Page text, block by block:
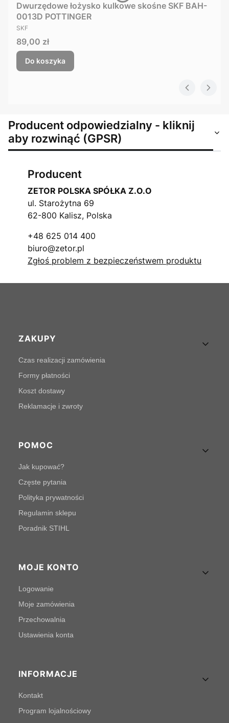
Dwurzędowe łożysko kulkowe skośne SKF BAH-
0013D POTTINGER
PRODUCENT
SKF
Cena
89,00 zł
Do koszyka
Producent odpowiedzialny - kliknij
aby rozwinąć (GPSR)
Producent
ZETOR POLSKA SPÓŁKA Z.O.O
ul. Starożytna 69
62-800 Kalisz, Polska
+48 625 014 400
biuro@zetor.pl
Zgłoś problem z bezpieczeństwem produktu
Linki w stopce
ZAKUPY
Czas realizacji zamówienia
Formy płatności
Koszt dostawy
Reklamacje i zwroty
POMOC
Jak kupować?
Częste pytania
Polityka prywatności
Regulamin sklepu
Poradnik STIHL
MOJE KONTO
Logowanie
Moje zamówienia
Przechowalnia
Ustawienia konta
INFORMACJE
Kontakt
Program lojalnościowy